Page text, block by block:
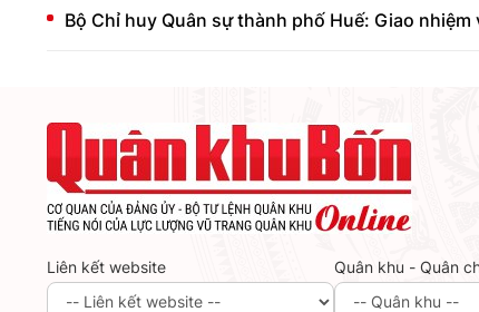
Bộ Chỉ huy Quân sự thành phố Huế: Giao
Liên kết website Quân khu - Quân